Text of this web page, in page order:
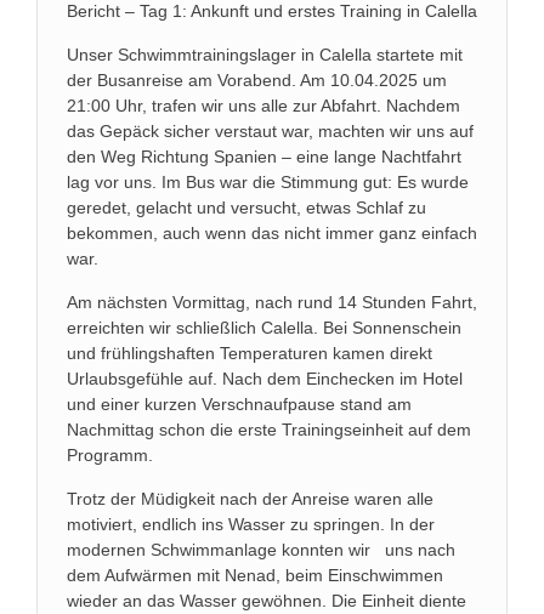
Bericht – Tag 1: Ankunft und erstes Training in Calella
Unser Schwimmtrainingslager in Calella startete mit
der Busanreise am Vorabend. Am 10.04.2025 um
21:00 Uhr, trafen wir uns alle zur Abfahrt. Nachdem
das Gepäck sicher verstaut war, machten wir uns auf
den Weg Richtung Spanien – eine lange Nachtfahrt
lag vor uns. Im Bus war die Stimmung gut: Es wurde
geredet, gelacht und versucht, etwas Schlaf zu
bekommen, auch wenn das nicht immer ganz einfach
war.
Am nächsten Vormittag, nach rund 14 Stunden Fahrt,
erreichten wir schließlich Calella. Bei Sonnenschein
und frühlingshaften Temperaturen kamen direkt
Urlaubsgefühle auf. Nach dem Einchecken im Hotel
und einer kurzen Verschnaufpause stand am
Nachmittag schon die erste Trainingseinheit auf dem
Programm.
Trotz der Müdigkeit nach der Anreise waren alle
motiviert, endlich ins Wasser zu springen. In der
modernen Schwimmanlage konnten wir uns nach
dem Aufwärmen mit Nenad, beim Einschwimmen
wieder an das Wasser gewöhnen. Die Einheit diente